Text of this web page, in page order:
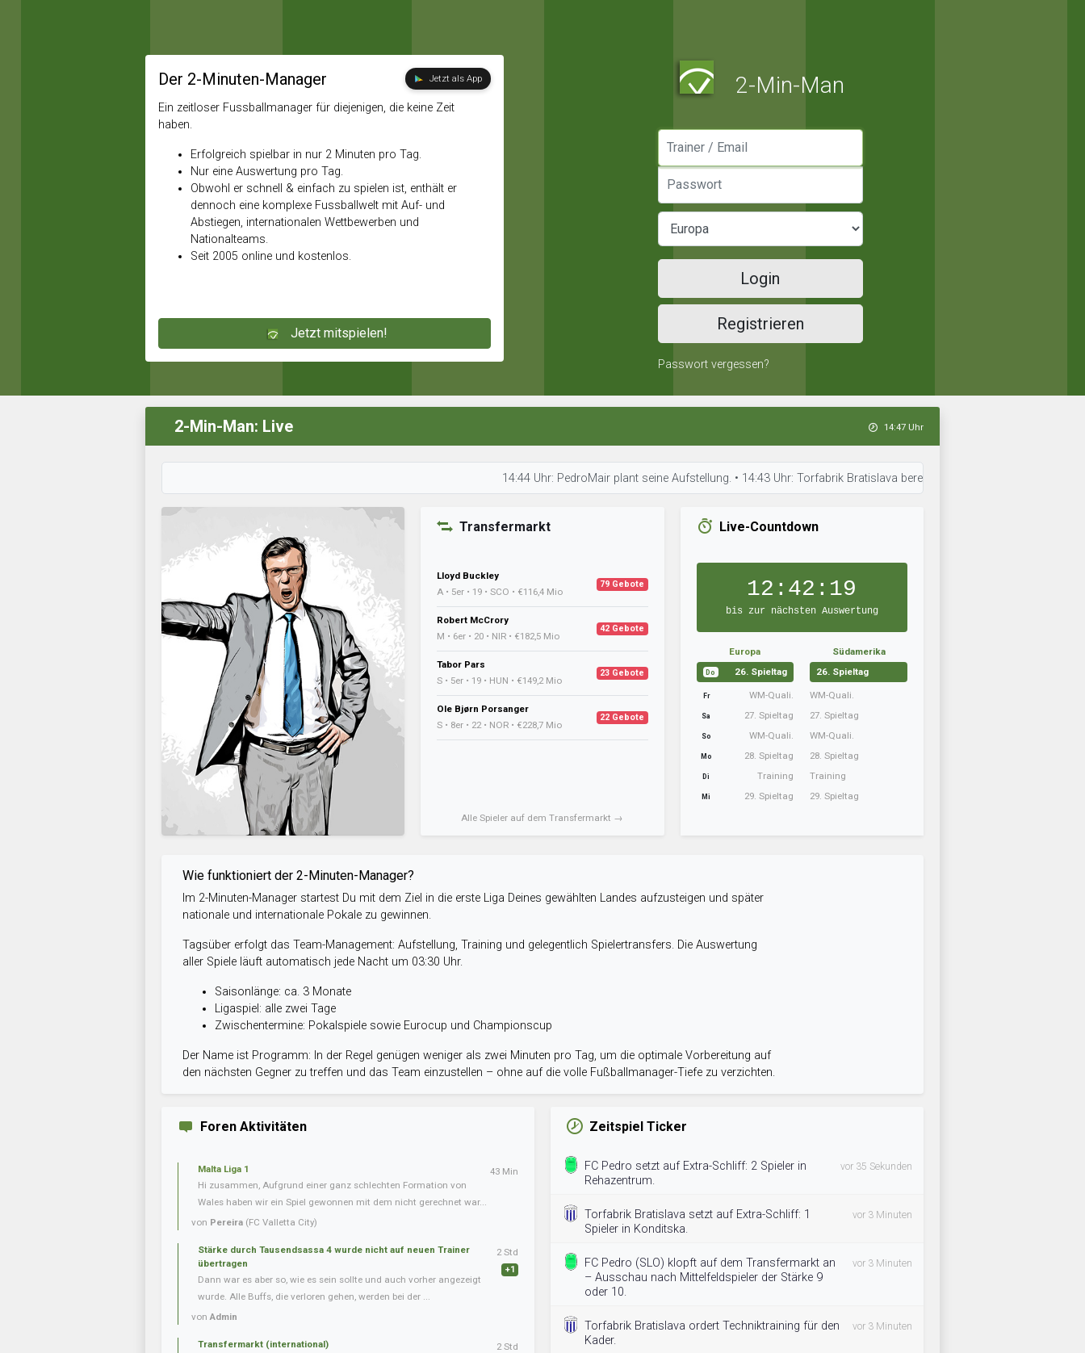
Der 2-Minuten-Manager Jetzt als App
Ein zeitloser Fussballmanager für diejenigen, die keine Zeit
haben.
Erfolgreich spielbar in nur 2 Minuten pro Tag.
Nur eine Auswertung pro Tag.
Obwohl er schnell & einfach zu spielen ist, enthält er
dennoch eine komplexe Fussballwelt mit Auf- und
Abstiegen, internationalen Wettbewerben und
Nationalteams.
Seit 2005 online und kostenlos.
Jetzt mitspielen!
2-Min-Man
Login
Registrieren
Passwort vergessen?
2-Min-Man: Live 14:47 Uhr
14:44 Uhr: PedroMair plant seine Aufstellung. • 14:43 Uhr: Torfabrik Bratislava bereitet sich auf das nächste Spiel vor. •
Transfermarkt
Lloyd Buckley
A • 5er • 19 • SCO • €116,4 Mio
79 Gebote
Robert McCrory
M • 6er • 20 • NIR • €182,5 Mio
42 Gebote
Tabor Pars
S • 5er • 19 • HUN • €149,2 Mio
23 Gebote
Ole Bjørn Porsanger
S • 8er • 22 • NOR • €228,7 Mio
22 Gebote
Alle Spieler auf dem Transfermarkt →
Live-Countdown
12:42:18
bis zur nächsten Auswertung
Europa
Do 26. Spieltag
Fr WM-Quali.
Sa 27. Spieltag
So WM-Quali.
Mo 28. Spieltag
Di Training
Mi 29. Spieltag
Südamerika
26. Spieltag
WM-Quali.
27. Spieltag
WM-Quali.
28. Spieltag
Training
29. Spieltag
Wie funktioniert der 2-Minuten-Manager?
Im 2-Minuten-Manager startest Du mit dem Ziel in die erste Liga Deines gewählten Landes aufzusteigen und später
nationale und internationale Pokale zu gewinnen.
Tagsüber erfolgt das Team-Management: Aufstellung, Training und gelegentlich Spielertransfers. Die Auswertung
aller Spiele läuft automatisch jede Nacht um 03:30 Uhr.
Saisonlänge: ca. 3 Monate
Ligaspiel: alle zwei Tage
Zwischentermine: Pokalspiele sowie Eurocup und Championscup
Der Name ist Programm: In der Regel genügen weniger als zwei Minuten pro Tag, um die optimale Vorbereitung auf
den nächsten Gegner zu treffen und das Team einzustellen – ohne auf die volle Fußballmanager-Tiefe zu verzichten.
Foren Aktivitäten
Malta Liga 1
Hi zusammen, Aufgrund einer ganz schlechten Formation von
Wales haben wir ein Spiel gewonnen mit dem nicht gerechnet war...
von Pereira (FC Valletta City)
43 Min
Stärke durch Tausendsassa 4 wurde nicht auf neuen Trainer
übertragen
Dann war es aber so, wie es sein sollte und auch vorher angezeigt
wurde. Alle Buffs, die verloren gehen, werden bei der ...
vonAdmin
2 Std
+1
Transfermarkt (international)
2 Std
Zeitspiel Ticker
FC Pedro setzt auf Extra-Schliff: 2 Spieler in
Rehazentrum.
vor 35 Sekunden
Torfabrik Bratislava setzt auf Extra-Schliff: 1
Spieler in Konditska.
vor 3 Minuten
FC Pedro (SLO) klopft auf dem Transfermarkt an
– Ausschau nach Mittelfeldspieler der Stärke 9
oder 10.
vor 3 Minuten
Torfabrik Bratislava ordert Techniktraining für den
Kader.
vor 3 Minuten